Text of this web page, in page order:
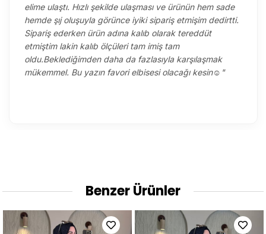
elime ulaştı. Hızlı şekilde ulaşması ve ürünün hem sade
hemde şıj oluşuyla görünce iyiki sipariş etmişim dedirtti.
Sipariş ederken ürün adına kalıb olarak tereddüt
etmiştim lakin kalıb ölçüleri tam imiş tam
oldu.Beklediğimden daha da fazlasıyla karşılaşmak
mükemmel. Bu yazın favori elbisesi olacağı kesin☺️"
Benzer Ürünler